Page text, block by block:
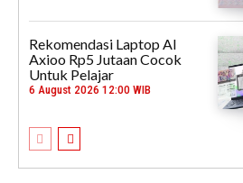
Rekomendasi Laptop AI
Axioo Rp5 Jutaan Cocok
Untuk Pelajar
6 August 2026 12:00 WIB